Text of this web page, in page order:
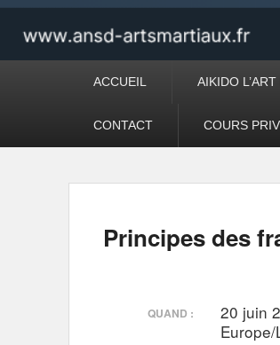
ACCUEIL AIKIDO
CONTACT COURS
Principes des
QUAND :
20 juin